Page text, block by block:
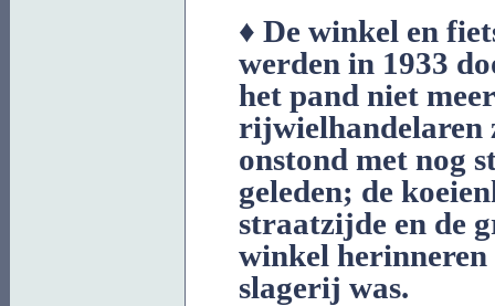
♦ De winkel en
werden in 1933
het pand niet
rijwielhandelaren
onstond met nog
geleden; de
straatzijde en de
winkel herinneren
slagerij was.